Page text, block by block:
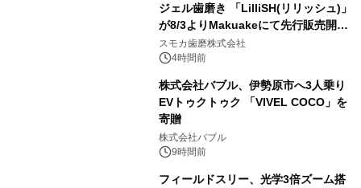
ジェル歯磨き 「LilliSH(リリッシュ)」
が8/3よりMakuakeにて先行販売開
始！
スモカ歯磨株式会社
4時間前
株式会社バブル、伊勢原市へ3人乗り
EVトゥクトゥク 「VIVEL COCO」を
寄贈
株式会社バブル
9時間前
フィールドスリー、光学3倍ズーム搭